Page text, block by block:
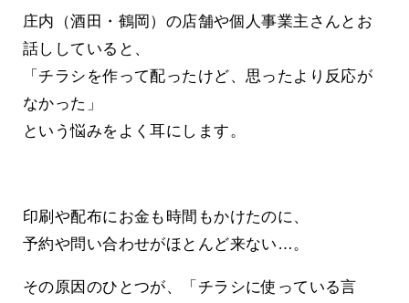
庄内（酒田・鶴岡）の店舗や個人事業主さんとお
話ししていると、
「チラシを作って配ったけど、思ったより反応が
なかった」
という悩みをよく耳にします。
印刷や配布にお金も時間もかけたのに、
予約や問い合わせがほとんど来ない…。
その原因のひとつが、「チラシに使っている言